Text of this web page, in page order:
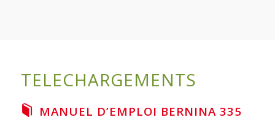
TELECHARGEMENTS
MANUEL D’EMPLOI BERNINA 335